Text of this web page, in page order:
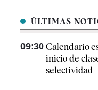
ÚLTIMAS
09:30 Calendario
inicio de
selectividad